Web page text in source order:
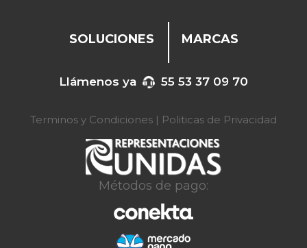
SOLUCIONES MARCAS
Llámenos ya 55 53 37 09 70
Terminos y Condiciones | Politicas de Privacidad
Métodos de pago: